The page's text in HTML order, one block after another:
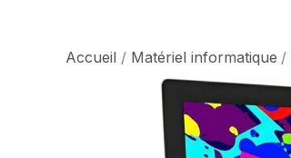
Accueil Matériel informatique